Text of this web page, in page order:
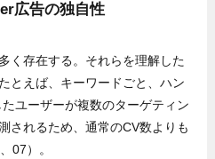
広告の独自性
く存在する。それらを理解した
とえば、キーワードごと、ハン
ユーザーが複数のターゲティン
されるため、通常のCV数よりも
07）。